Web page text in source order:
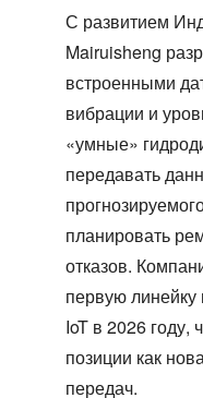
С развитием
Mairuisheng
встроенными
вибрации и
«умные»
передавать
планировать
отказов.
первую
IoT в 2026 году,
позиции как
передач.